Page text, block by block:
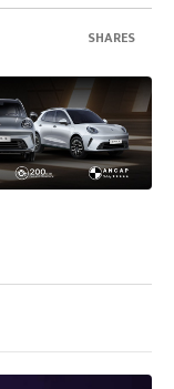
SHARES